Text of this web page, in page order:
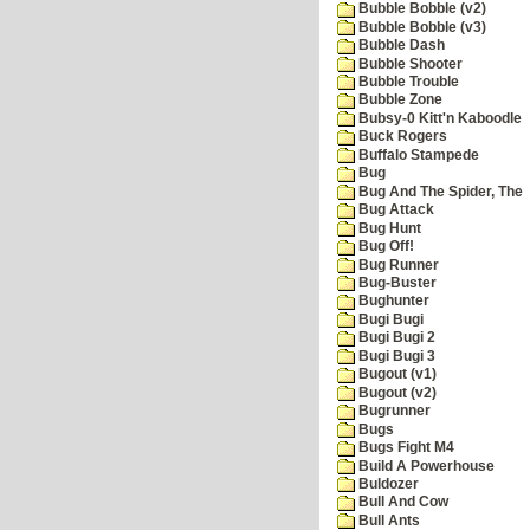
Bubble Bobble (v2)
Bubble Bobble (v3)
Bubble Dash
Bubble Shooter
Bubble Trouble
Bubble Zone
Bubsy-0 Kitt'n Kaboodle
Buck Rogers
Buffalo Stampede
Bug
Bug And The Spider, The
Bug Attack
Bug Hunt
Bug Off!
Bug Runner
Bug-Buster
Bughunter
Bugi Bugi
Bugi Bugi 2
Bugi Bugi 3
Bugout (v1)
Bugout (v2)
Bugrunner
Bugs
Bugs Fight M4
Build A Powerhouse
Buldozer
Bull And Cow
Bull Ants